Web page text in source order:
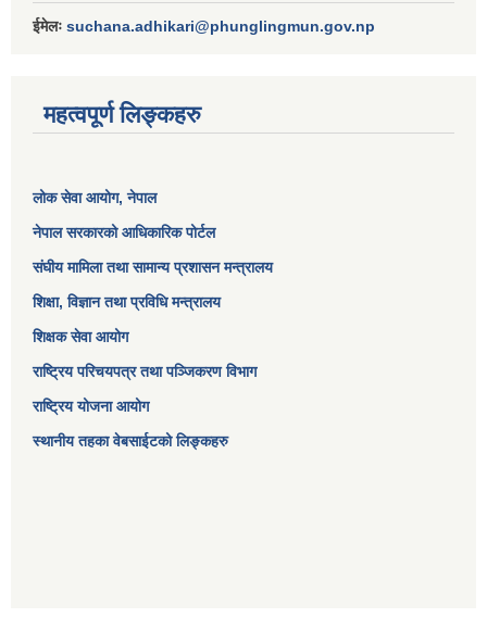
ईमेलः suchana.adhikari@phunglingmun.gov.np
महत्वपूर्ण लिङ्कहरु
लोक सेवा आयोग, नेपाल
नेपाल सरकारको आधिकारिक पोर्टल
संघीय मामिला तथा सामान्य प्रशासन मन्त्रालय
शिक्षा, विज्ञान तथा प्रविधि मन्त्रालय
शिक्षक सेवा आयोग
राष्ट्रिय परिचयपत्र तथा पञ्जिकरण विभाग
राष्ट्रिय योजना आयोग
स्थानीय तहका वेबसाईटको लिङ्कहरु